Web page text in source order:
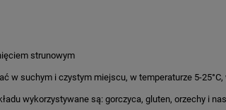
strunowym
w suchym i czystym miejscu, w temperaturze 5-
wykorzystywane są: gorczyca, gluten, orzechy i